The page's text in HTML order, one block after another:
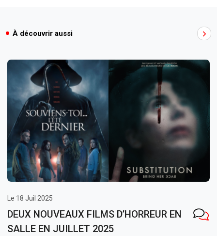
À découvrir aussi
Le 18 Juil 2025
DEUX NOUVEAUX FILMS D’HORREUR EN
SALLE EN JUILLET 2025